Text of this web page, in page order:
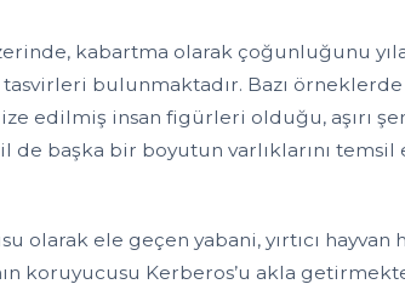
kabartma olarak çoğunluğunu
bulunmaktadır. Bazı
edilmiş insan figürleri olduğu, aşırı
başka bir boyutun varlıklarını
olarak ele geçen yabani, yırtıcı
koruyucusu Kerberos’u akla